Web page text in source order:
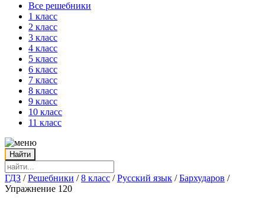
Все решебники
1 класс
2 класс
3 класс
4 класс
5 класс
6 класс
7 класс
8 класс
9 класс
10 класс
11 класс
ГДЗ / Решебники / 8 класс / Русский язык / Бархударов /
Упражнение 120